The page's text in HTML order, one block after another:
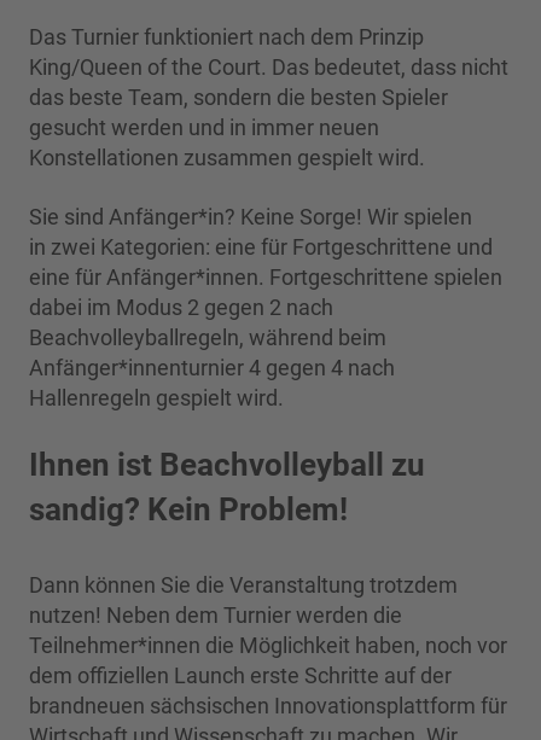
Das Turnier funktioniert nach dem Prinzip
King/Queen of the Court. Das bedeutet, dass nicht
das beste Team, sondern die besten Spieler
gesucht werden und in immer neuen
Konstellationen zusammen gespielt wird.
Sie sind Anfänger*in? Keine Sorge! Wir spielen
in zwei Kategorien: eine für Fortgeschrittene und
eine für Anfänger*innen. Fortgeschrittene spielen
dabei im Modus 2 gegen 2 nach
Beachvolleyballregeln, während beim
Anfänger*innenturnier 4 gegen 4 nach
Hallenregeln gespielt wird.
Ihnen ist Beachvolleyball zu
sandig? Kein Problem!
Dann können Sie die Veranstaltung trotzdem
nutzen! Neben dem Turnier werden die
Teilnehmer*innen die Möglichkeit haben, noch vor
dem offiziellen Launch erste Schritte auf der
brandneuen sächsischen Innovationsplattform für